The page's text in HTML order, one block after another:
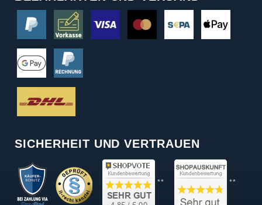
SICHERHEIT UND VERTRAUEN
** **